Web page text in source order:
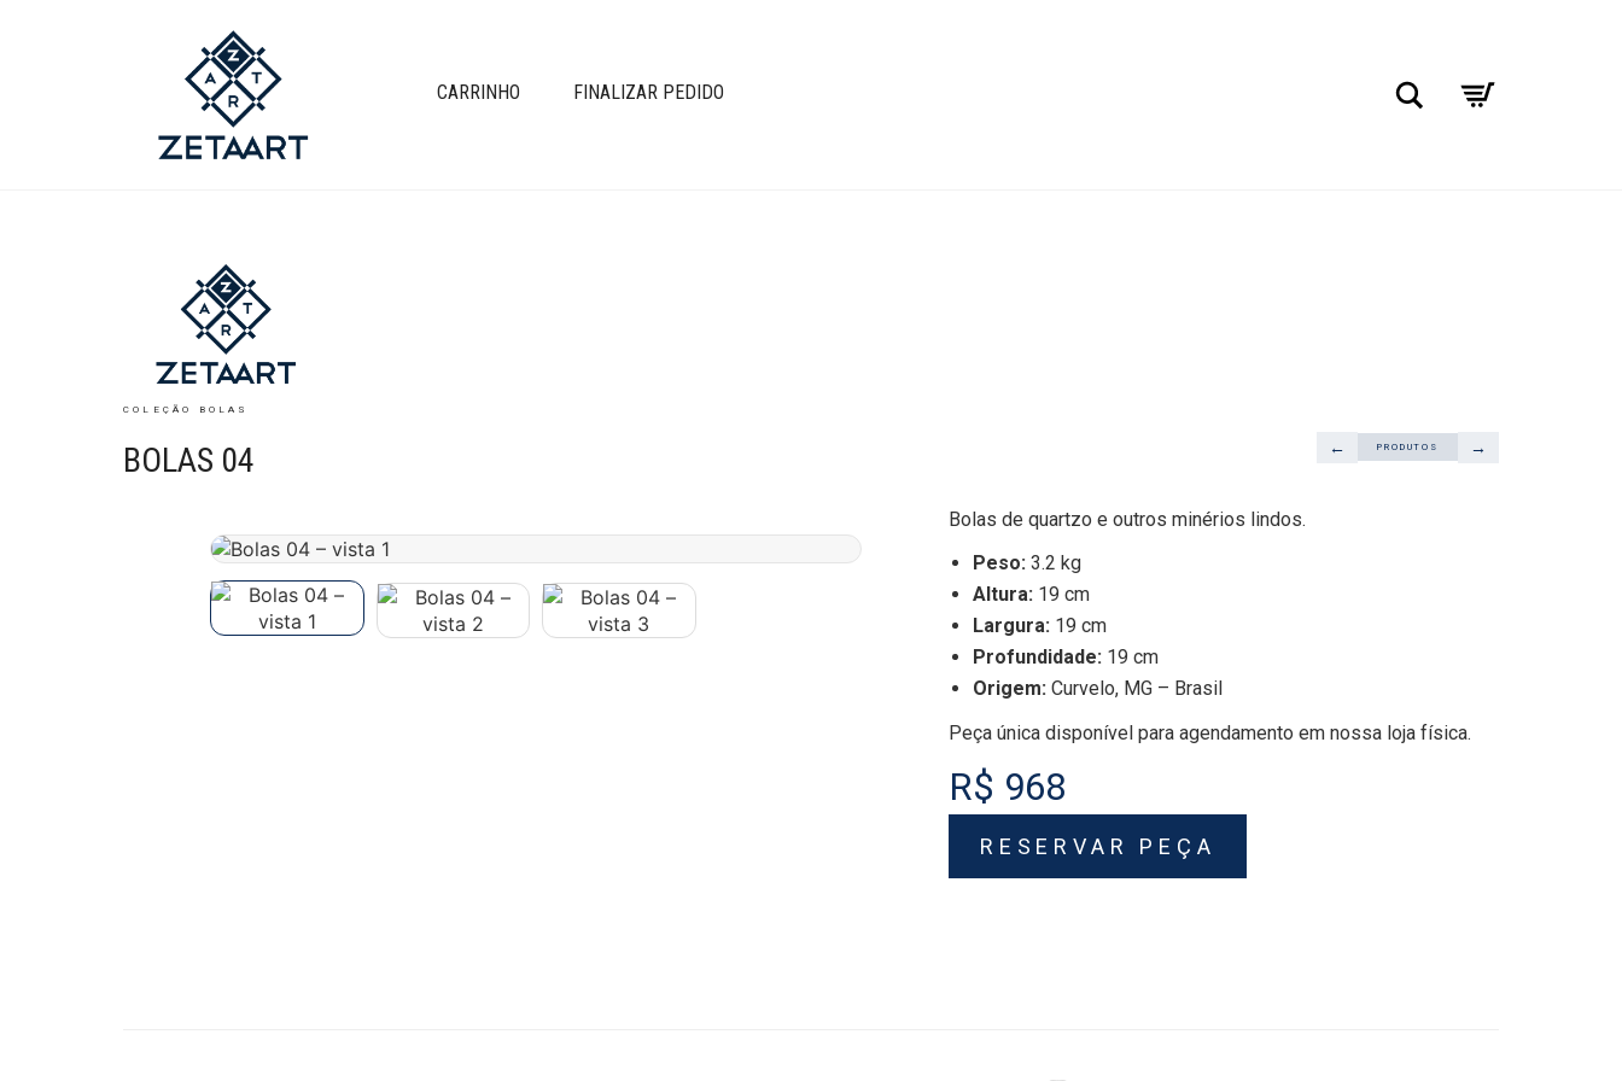
CARRINHO FINALIZAR PEDIDO Pesquisar
COLEÇÃO BOLAS
BOLAS 04 ← PRODUTOS →
Bolas de quartzo e outros minérios lindos.
Peso: 3.2 kg
Altura: 19 cm
Largura: 19 cm
Profundidade: 19 cm
Origem: Curvelo, MG – Brasil
Peça única disponível para agendamento em nossa loja física.
R$ 968
RESERVAR PEÇA